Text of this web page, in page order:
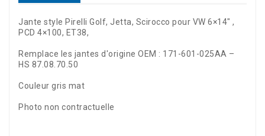
Jante style Pirelli Golf, Jetta, Scirocco pour VW 6×14″ ,
PCD 4×100, ET38,
Remplace les jantes d'origine OEM : 171-601-025AA –
HS 87.08.70.50
Couleur gris mat
Photo non contractuelle